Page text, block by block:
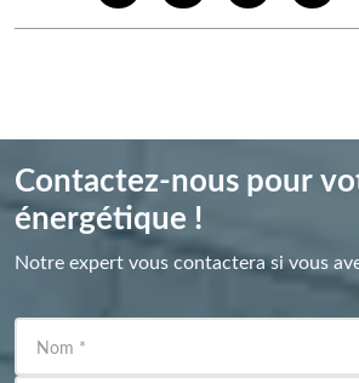
Contactez-nous pour
énergétique !
Notre expert vous contactera si vous
Nom *